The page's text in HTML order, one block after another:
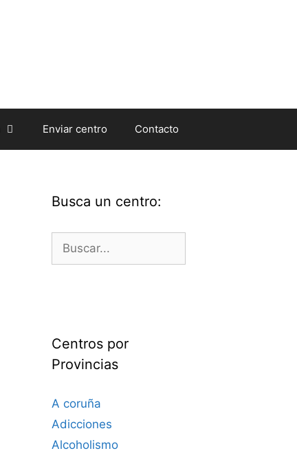
Enviar centro Contacto
Busca un centro:
Buscar:
Centros por
Provincias
A coruña
Adicciones
Alcoholismo